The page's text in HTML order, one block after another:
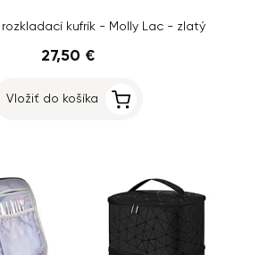
rozkladací kufrík - Molly Lac - zlatý
27,50 €
Vložiť do košíka